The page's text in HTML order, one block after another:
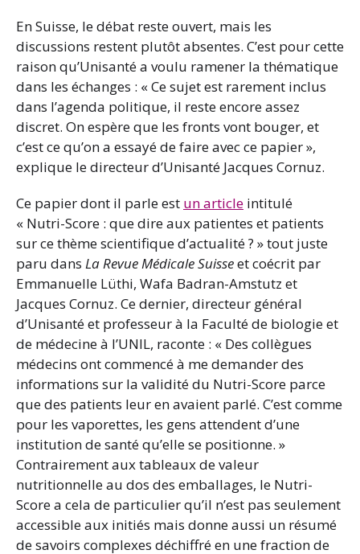
En Suisse, le débat reste ouvert, mais les
discussions restent plutôt absentes. C’est pour cette
raison qu’Unisanté a voulu ramener la thématique
dans les échanges : « Ce sujet est rarement inclus
dans l’agenda politique, il reste encore assez
discret. On espère que les fronts vont bouger, et
c’est ce qu’on a essayé de faire avec ce papier »,
explique le directeur d’Unisanté Jacques Cornuz.
Ce papier dont il parle est un article intitulé
« Nutri-Score : que dire aux patientes et patients
sur ce thème scientifique d’actualité ? » tout juste
paru dans La Revue Médicale Suisseet coécrit par
Emmanuelle Lüthi, Wafa Badran-Amstutz et
Jacques Cornuz. Ce dernier, directeur général
d’Unisanté et professeur à la Faculté de biologie et
de médecine à l’UNIL, raconte : « Des collègues
médecins ont commencé à me demander des
informations sur la validité du Nutri-Score parce
que des patients leur en avaient parlé. C’est comme
pour les vaporettes, les gens attendent d’une
institution de santé qu’elle se positionne. »
Contrairement aux tableaux de valeur
nutritionnelle au dos des emballages, le Nutri-
Score a cela de particulier qu’il n’est pas seulement
accessible aux initiés mais donne aussi un résumé
de savoirs complexes déchiffré en une fraction de